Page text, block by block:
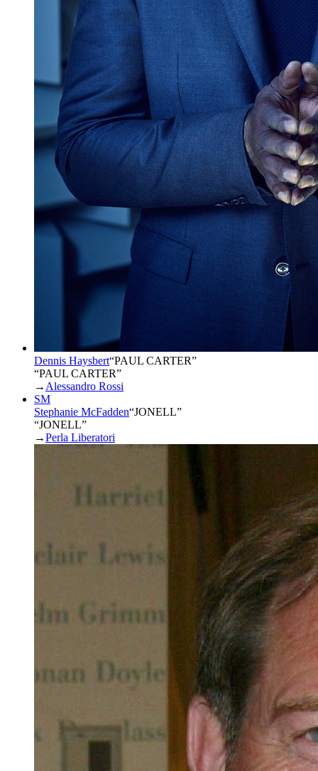
Dennis Haysbert“PAUL CARTER”
“PAUL CARTER”
→ Alessandro Rossi
SM
Stephanie McFadden“JONELL”
“JONELL”
→Perla Liberatori